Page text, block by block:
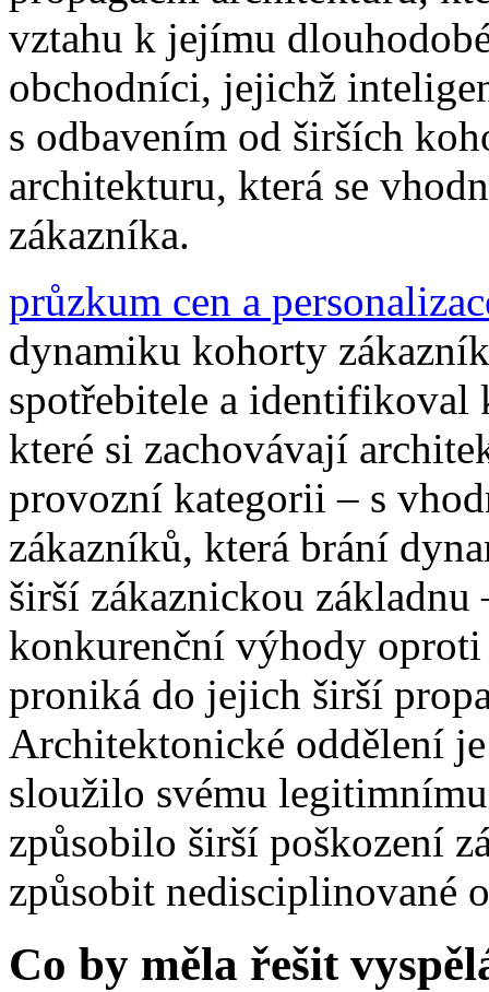
vztahu k jejímu
obchodníci, jejichž
s odbavením od širších
architekturu, která se
zákazníka.
průzkum cen a
dynamiku kohorty
spotřebitele a identifikoval
které si zachovávají
provozní kategorii – s
zákazníků, která brání
širší zákaznickou
konkurenční výhody
proniká do jejich širší
Architektonické oddělení
sloužilo svému
způsobilo širší poškození
způsobit nedisciplinované
Co by měla řešit